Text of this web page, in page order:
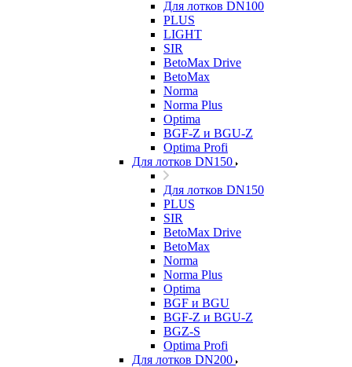
Для лотков DN100
PLUS
LIGHT
SIR
BetoMax Drive
BetoMax
Norma
Norma Plus
Optima
BGF-Z и BGU-Z
Optima Profi
Для лотков DN150
Для лотков DN150
PLUS
SIR
BetoMax Drive
BetoMax
Norma
Norma Plus
Optima
BGF и BGU
BGF-Z и BGU-Z
BGZ-S
Optima Profi
Для лотков DN200